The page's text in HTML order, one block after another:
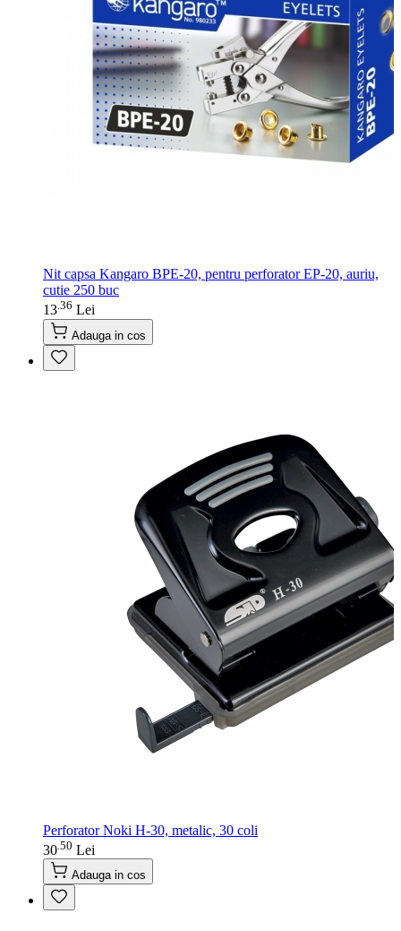
Nit capsa Kangaro BPE-20, pentru perforator EP-20, auriu,
cutie 250 buc
13.36 Lei
Adauga in cos
Perforator Noki H-30, metalic, 30 coli
30 50 Lei
Adauga in cos